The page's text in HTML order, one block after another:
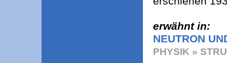
erwähnt in:
NEUTRON
PHYSIK »